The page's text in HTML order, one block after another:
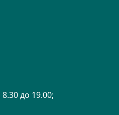
до 19.00;